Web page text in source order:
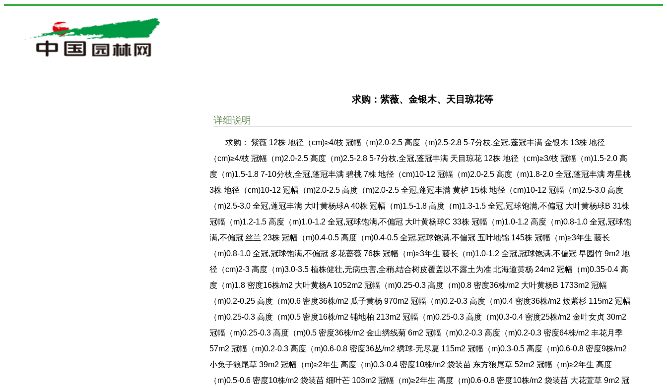
求购：紫薇、金银木、天目琼花等
详细说明
求购： 紫薇 12株 地径（cm)≥4/枝 冠幅（m)2.0-2.5 高度（m)2.5-2.8 5-7分枝,全冠,蓬冠丰满 金银木 13株 地径
（cm)≥4/枝 冠幅（m)2.0-2.5 高度（m)2.5-2.8 5-7分枝,全冠,蓬冠丰满 天目琼花 12株 地径（cm)≥3/枝 冠幅（m)1.5-2.0 高
度（m)1.5-1.8 7-10分枝,全冠,蓬冠丰满 碧桃 7株 地径（cm)10-12 冠幅（m)2.0-2.5 高度（m)1.8-2.0 全冠,蓬冠丰满 寿星桃
3株 地径（cm)10-12 冠幅（m)2.0-2.5 高度（m)2.0-2.5 全冠,蓬冠丰满 黄栌 15株 地径（cm)10-12 冠幅（m)2.5-3.0 高度
（m)2.5-3.0 全冠,蓬冠丰满 大叶黄杨球A 40株 冠幅（m)1.5-1.8 高度（m)1.3-1.5 全冠,冠球饱满,不偏冠 大叶黄杨球B 31株
冠幅（m)1.2-1.5 高度（m)1.0-1.2 全冠,冠球饱满,不偏冠 大叶黄杨球C 33株 冠幅（m)1.0-1.2 高度（m)0.8-1.0 全冠,冠球饱
满,不偏冠 丝兰 23株 冠幅（m)0.4-0.5 高度（m)0.4-0.5 全冠,冠球饱满,不偏冠 五叶地锦 145株 冠幅（m)≥3年生 藤长
（m)0.8-1.0 全冠,冠球饱满,不偏冠 多花蔷薇 76株 冠幅（m)≥3年生 藤长（m)1.0-1.2 全冠,冠球饱满,不偏冠 早园竹 9m2 地
径（cm)2-3 高度（m)3.0-3.5 植株健壮,无病虫害,全稍,结合树皮覆盖以不露土为准 北海道黄杨 24m2 冠幅（m)0.35-0.4 高
度（m)1.8 密度16株/m2 大叶黄杨A 1052m2 冠幅（m)0.25-0.3 高度（m)0.8 密度36株/m2 大叶黄杨B 1733m2 冠幅
（m)0.2-0.25 高度（m)0.6 密度36株/m2 瓜子黄杨 970m2 冠幅（m)0.2-0.3 高度（m)0.4 密度36株/m2 矮紫杉 115m2 冠幅
（m)0.25-0.3 高度（m)0.5 密度16株/m2 铺地柏 213m2 冠幅（m)0.25-0.3 高度（m)0.3-0.4 密度25株/m2 金叶女贞 30m2
冠幅（m)0.25-0.3 高度（m)0.5 密度36株/m2 金山绣线菊 6m2 冠幅（m)0.2-0.3 高度（m)0.2-0.3 密度64株/m2 丰花月季
57m2 冠幅（m)0.2-0.3 高度（m)0.6-0.8 密度36丛/m2 绣球-无尽夏 115m2 冠幅（m)0.3-0.5 高度（m)0.6-0.8 密度9株/m2
小兔子狼尾草 39m2 冠幅（m)≥2年生 高度（m)0.3-0.4 密度10株/m2 袋装苗 东方狼尾草 52m2 冠幅（m)≥2年生 高度
（m)0.5-0.6 密度10株/m2 袋装苗 细叶芒 103m2 冠幅（m)≥2年生 高度（m)0.6-0.8 密度10株/m2 袋装苗 大花萱草 9m2 冠